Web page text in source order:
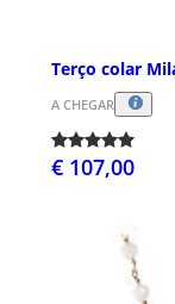
Terço colar
A CHEGAR
€ 107,00